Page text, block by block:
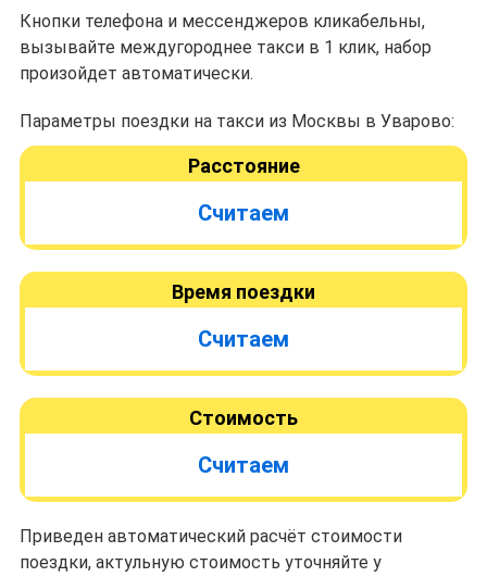
Кнопки телефона и мессенджеров кликабельны,
вызывайте междугороднее такси в 1 клик, набор
произойдет автоматически.
Параметры поездки на такси из Москвы в Уварово:
Расстояние
Считаем
Время поездки
Считаем
Стоимость
Считаем
Приведен автоматический расчёт стоимости
поездки, актульную стоимость уточняйте у